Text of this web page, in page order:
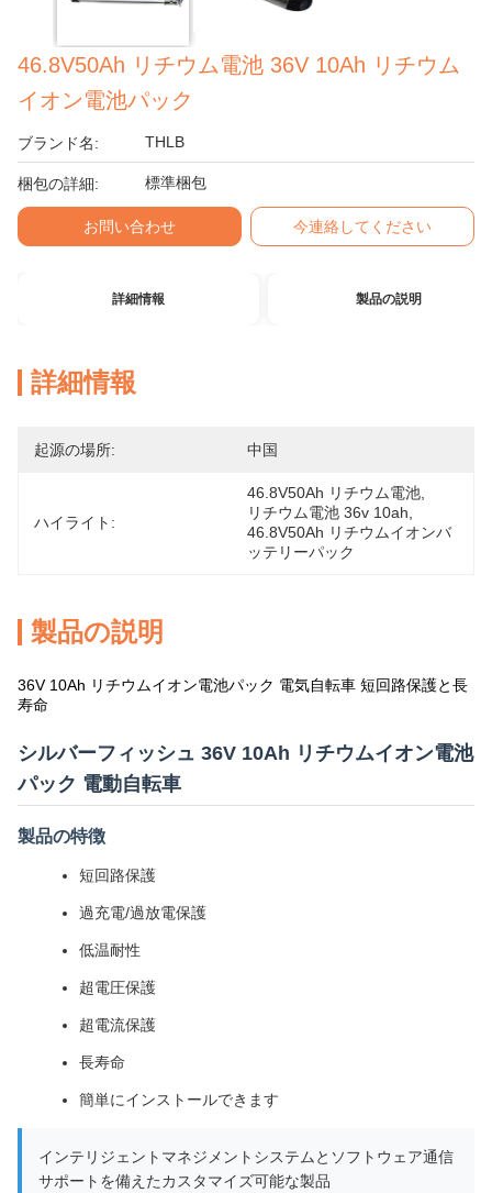
46.8V50Ah リチウム電池 36V 10Ah リチウム
イオン電池パック
ブランド名: THLB
梱包の詳細: 標準梱包
お問い合わせ 今連絡してください
詳細情報 製品の説明
詳細情報
起源の場所: 中国
ハイライト:
46.8V50Ah リチウム電池
リチウム電池 36v 10ah
46.8V50Ah リチウムイオンバ
ッテリーパック
製品の説明
36V 10Ah リチウムイオン電池パック 電気自転車 短回路保護と長
寿命
シルバーフィッシュ 36V 10Ah リチウムイオン電池
パック 電動自転車
製品の特徴
短回路保護
過充電/過放電保護
低温耐性
超電圧保護
超電流保護
長寿命
簡単にインストールできます
インテリジェントマネジメントシステムとソフトウェア通信
サポートを備えたカスタマイズ可能な製品